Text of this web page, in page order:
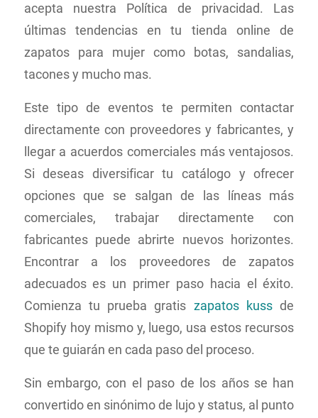
acepta nuestra Política de privacidad. Las
últimas tendencias en tu tienda online de
zapatos para mujer como botas, sandalias,
tacones y mucho mas.
Este tipo de eventos te permiten contactar
directamente con proveedores y fabricantes, y
llegar a acuerdos comerciales más ventajosos.
Si deseas diversificar tu catálogo y ofrecer
opciones que se salgan de las líneas más
comerciales, trabajar directamente con
fabricantes puede abrirte nuevos horizontes.
Encontrar a los proveedores de zapatos
adecuados es un primer paso hacia el éxito.
Comienza tu prueba gratis zapatos kuss de
Shopify hoy mismo y, luego, usa estos recursos
que te guiarán en cada paso del proceso.
Sin embargo, con el paso de los años se han
convertido en sinónimo de lujo y status, al punto